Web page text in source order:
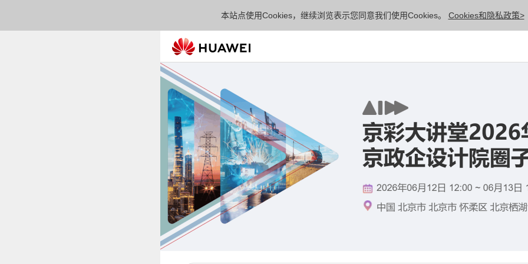
本站点使用Cookies，继续浏览表示您同意我们使用Cookies。 Cookies和隐私政策>